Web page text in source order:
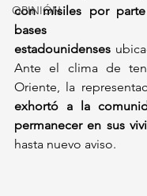
OPINIÓN
con misiles por
bases
estadounidenses
Ante el clima de
exhortó a la
permanecer en sus
hasta nuevo aviso.